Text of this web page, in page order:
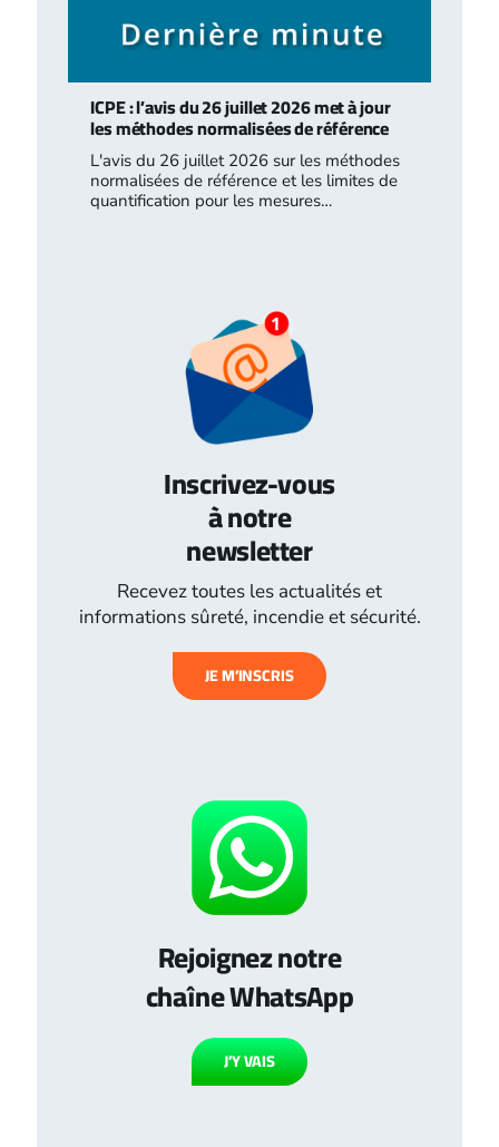
ICPE : l’avis du 26 juillet 2026 met à jour
les méthodes normalisées de référence
L'avis du 26 juillet 2026 sur les méthodes
normalisées de référence et les limites de
quantification pour les mesures…
Inscrivez-vous
à notre
newsletter
Recevez toutes les actualités et
informations sûreté, incendie et sécurité.
JE M’INSCRIS
Rejoignez notre
chaîne WhatsApp
J’Y VAIS